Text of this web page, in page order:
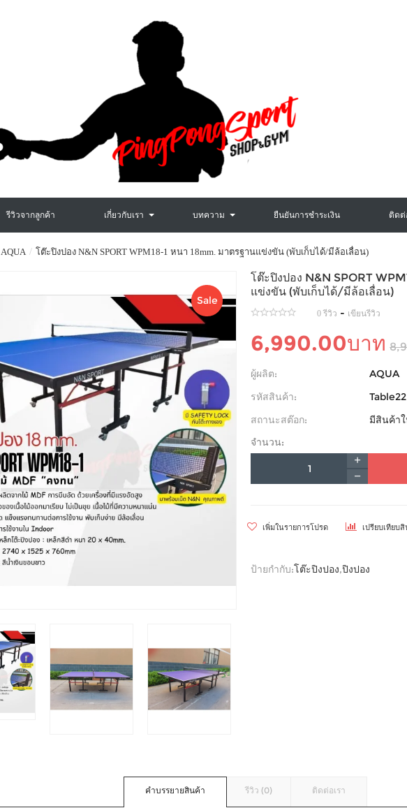
รีวิวจากลูกค้า เกี่ยวกับเรา บทความ ยืนยันการชำระเงิน ติดต่
AQUA โต๊ะปิงปอง N&N SPORT WPM18-1 หนา 18mm. มาตรฐานแข่งขัน (พับเก็บได้/มีล้อเลื่อน)
Sale
โต๊ะปิงปอง N&N SPORT
แข่งขัน (พับเก็บได้/มีล้อเลื่อน)
0 รีวิว - เขียนรีวิว
6,990.00บาท
ผู้ผลิต:
AQUA
รหัสสินค้า:
Table22
สถานะสต๊อก:
มีสินค้า
จำนวน:
เพิ่มในรายการโปรด เปรียบเทียบ
ป้ายกำกับ:โต๊ะปิงปอง,ปิงปอง
คำบรรยายสินค้า รีวิว (0) ติดต่อเรา